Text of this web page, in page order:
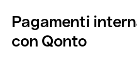
Pagamenti
con Qonto